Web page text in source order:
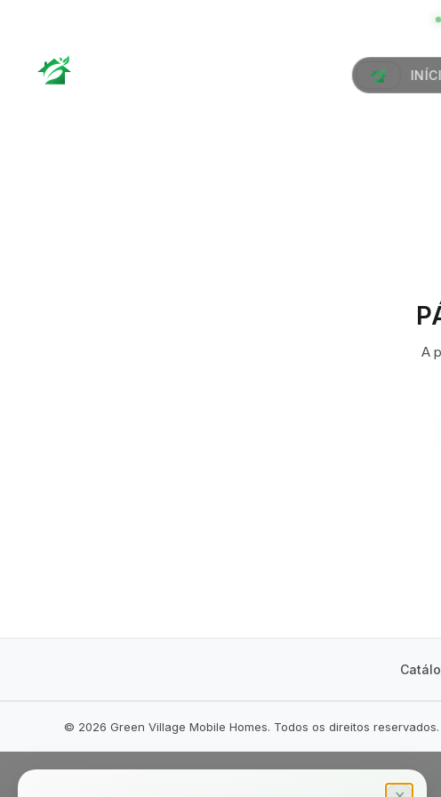
A
© 2026 Green Village Mobile Homes. Todos os direitos reservados.